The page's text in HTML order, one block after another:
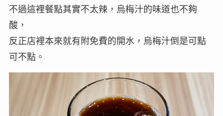
不過這裡餐點其實不太辣，烏梅汁的味道也不夠
酸，
反正店裡本來就有附免費的開水，烏梅汁倒是可點
可不點。